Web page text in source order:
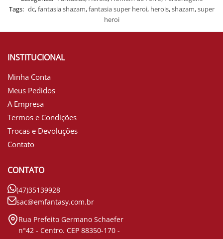
Tags: dc,fantasia shazam,fantasia super heroi, herois,shazam,super
heroi
INSTITUCIONAL
Minha Conta
Meus Pedidos
A Empresa
Termos e Condições
Trocas e Devoluções
Contato
CONTATO
(47)35139928
sac@emfantasy.com.br
Rua Prefeito Germano Schaefer
n°42 - Centro. CEP 88350-170 -